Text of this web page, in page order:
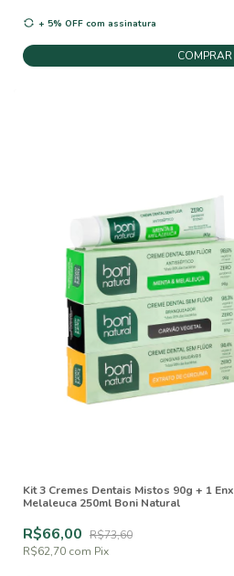
+ 5% OFF com assinatura
COMPRAR
Kit 3 Cremes Dentais Mistos 90g + 1
Melaleuca 250ml Boni Natural
R$66,00 R$73,60
R$62,70 com Pix